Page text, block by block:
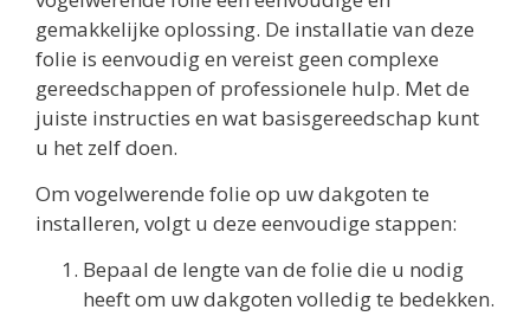
gemakkelijke oplossing. De installatie van deze
folie is eenvoudig en vereist geen complexe
gereedschappen of professionele hulp. Met de
juiste instructies en wat basisgereedschap kunt
u het zelf doen.
Om vogelwerende folie op uw dakgoten te
installeren, volgt u deze eenvoudige stappen:
Bepaal de lengte van de folie die u nodig
heeft om uw dakgoten volledig te bedekken.